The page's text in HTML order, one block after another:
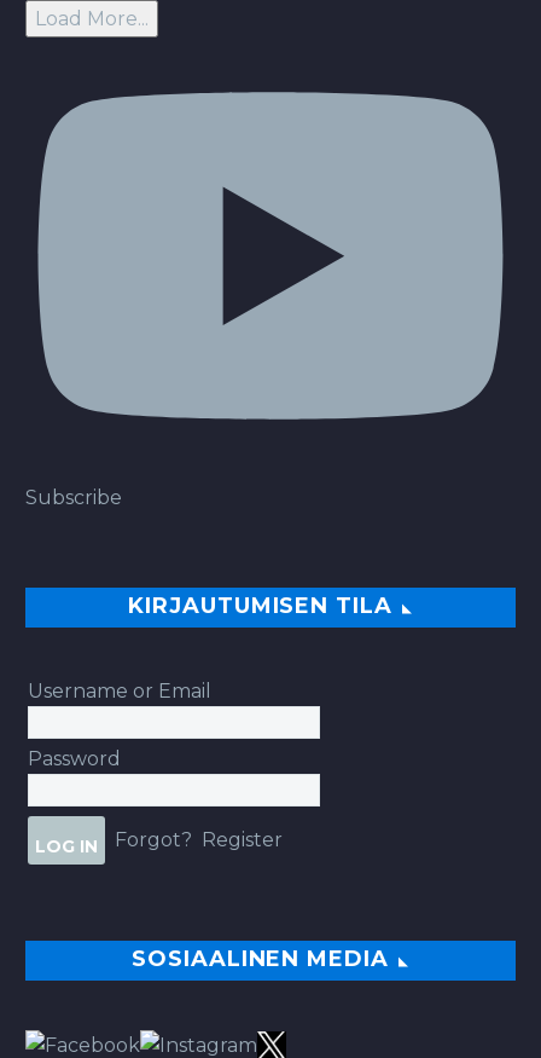
Load More...
Subscribe
KIRJAUTUMISEN TILA
Username or Email
Password
Forgot? Register
SOSIAALINEN MEDIA